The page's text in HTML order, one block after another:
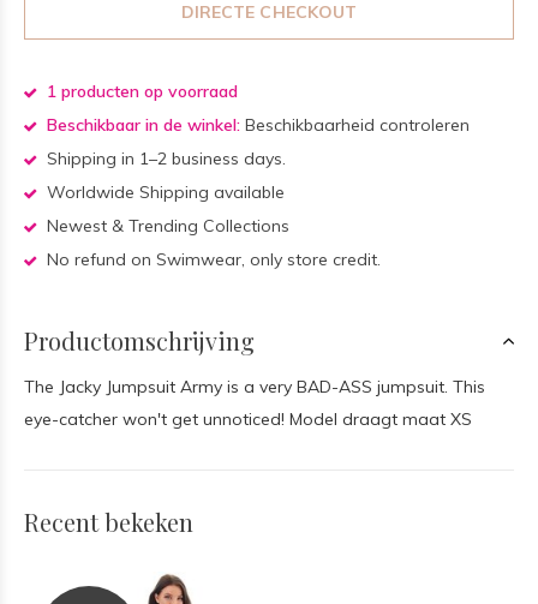
DIRECTE CHECKOUT
1 producten op voorraad
Beschikbaar in de winkel: Beschikbaarheid controleren
Shipping in 1–2 business days.
Worldwide Shipping available
Newest & Trending Collections
No refund on Swimwear, only store credit.
Productomschrijving
The Jacky Jumpsuit Army is a very BAD-ASS jumpsuit. This
eye-catcher won't get unnoticed! Model draagt maat XS
Recent bekeken